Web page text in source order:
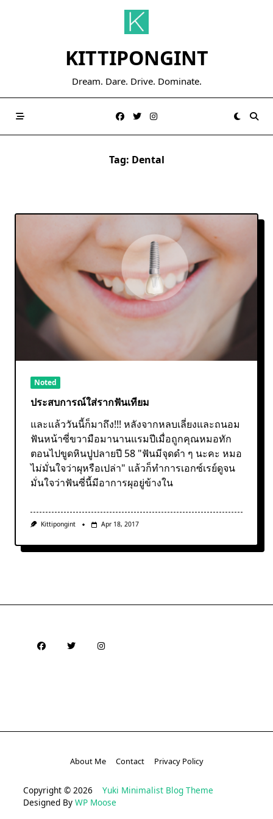
KITTIPONGINT
Dream. Dare. Drive. Dominate.
Tag: Dental
Noted
ประสบการณ์ใส่รากฟันเทียม
และแล้ววันนี้ก็มาถึง!!! หลังจากหลบเลี่ยงและถนอม
ฟันหน้าซี่ขวามือมานานแรมปีเมื่อถูกคุณหมอทัก
ตอนไปขูดหินปูปลายปี 58 "ฟันมีจุดดำ ๆ นะคะ หมอ
ไม่มั่นใจว่าผุหรือเปล่า" แล้วก็ทำการเอกซ์เรย์ดูจน
มั่นใจว่าฟันซี่นี้มีอาการผุอยู่ข้างใน
Kittipongint Apr 18, 2017
About Me Contact Privacy Policy
Copyright © 2026 Yuki Minimalist Blog Theme
Designed By WP Moose